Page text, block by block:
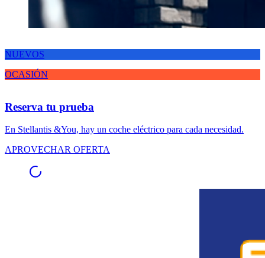
NUEVOS
OCASIÓN
Reserva tu prueba
En Stellantis &You, hay un coche eléctrico para cada necesidad.
APROVECHAR OFERTA